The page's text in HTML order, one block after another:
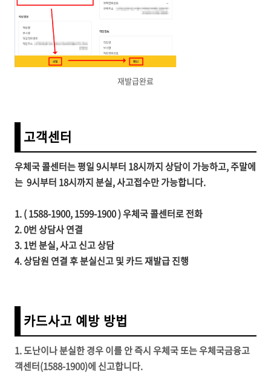
재발급완료
고객센터
우체국 콜센터는 평일 9시부터 18시까지 상담이 가능하고, 주말에
는 9시부터 18시까지분실, 사고접수만 가능합니다.
1. ( 1588-1900, 1599-1900 ) 우체국 콜센터로 전화
2. 0번 상담사 연결
3. 1번 분실, 사고 신고 상담
4. 상담원 연결 후 분실신고 및 카드 재발급 진행
카드사고 예방 방법
1. 도난이나 분실한 경우 이를 안 즉시 우체국 또는 우체국금융고
객센터(1588-1900)에 신고합니다.